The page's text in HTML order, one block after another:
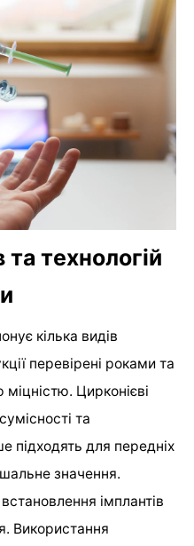
та технологій
кілька видів
перевірені роками та
Цирконієві
та
підходять для передніх
значення.
імплантів
Використання